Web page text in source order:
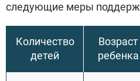
следующие меры
Количество
детей
Возраст
ребенка